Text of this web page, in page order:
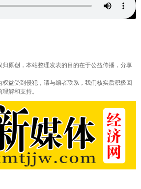
原创，本站整理发表的目的在于公益传播，分享
益受到侵犯，请与编者联系，我们核实后积极回
解和支持。